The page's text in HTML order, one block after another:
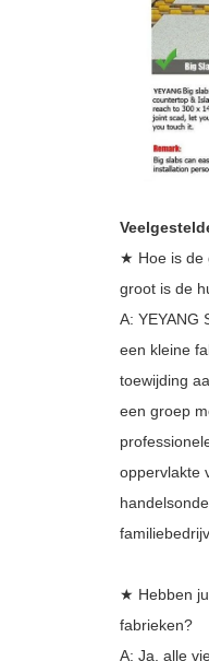
★ Hoe is de
groot is de
A: YEYANG
een kleine
toewijding
een groep
oppervlakte
★ Hebben
fabrieken?
A: Ja, alle